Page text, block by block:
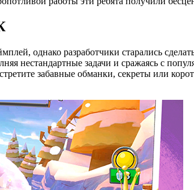
однако разработчики старались
нестандартные задачи и сражаясь с
забавные обманки, секреты или